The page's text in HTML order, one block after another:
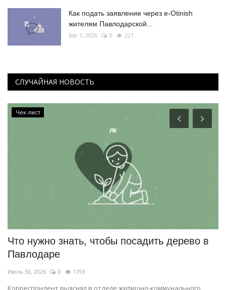
Как подать заявление через e-Otinish
жителям Павлодарской...
Авг 1, 2026 0 221
СЛУЧАЙНАЯ НОВОСТЬ
Чек-лист
Что нужно знать, чтобы посадить дерево в
Павлодаре
Июль 30, 2026 0 1193
Корреспондент выяснял в отделе жилищно-коммунального